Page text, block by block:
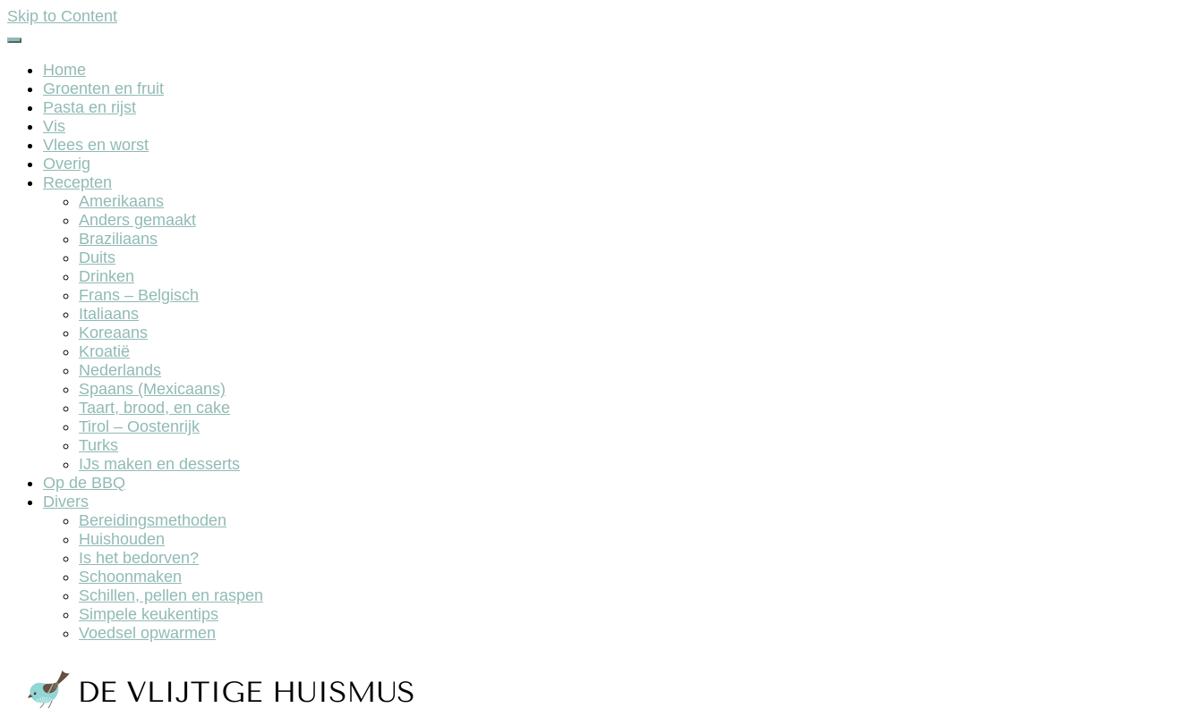
Skip to Content
Home
Groenten en fruit
Pasta en rijst
Vis
Vlees en worst
Overig
Recepten
Amerikaans
Anders gemaakt
Braziliaans
Duits
Drinken
Frans – Belgisch
Italiaans
Koreaans
Kroatië
Nederlands
Spaans (Mexicaans)
Taart, brood, en cake
Tirol – Oostenrijk
Turks
IJs maken en desserts
Op de BBQ
Divers
Bereidingsmethoden
Huishouden
Is het bedorven?
Schoonmaken
Schillen, pellen en raspen
Simpele keukentips
Voedsel opwarmen